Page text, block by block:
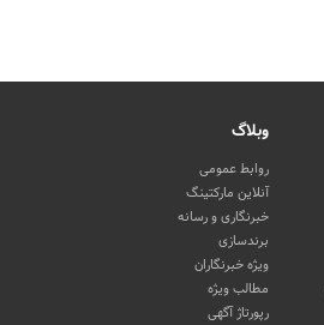
وبلاگ
روابط عمومی
آنلاین مارکتینگ
خبرنگاری و رسانه
برندسازی
ویژه خبرنگاران
مطالب ویژه
رپورتاژ آگهی